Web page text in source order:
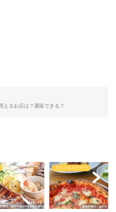
えるお店は？通販できる？
グルメ＆スイーツ